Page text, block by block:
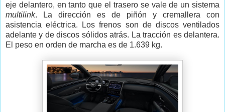
eje delantero, en tanto que el trasero se vale de un sistema
multilink. La dirección es de piñón y cremallera con
asistencia eléctrica. Los frenos son de discos ventilados
adelante y de discos sólidos atrás. La tracción es delantera.
El peso en orden de marcha es de 1.639 kg.